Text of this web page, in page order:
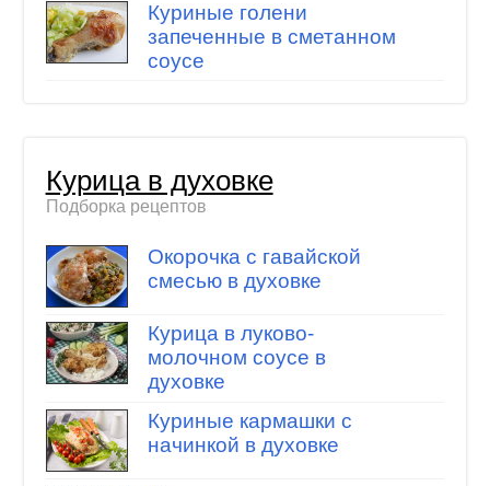
Куриные голени
запеченные в сметанном
соусе
Курица в духовке
Подборка рецептов
Окорочка с гавайской
смесью в духовке
Курица в луково-
молочном соусе в
духовке
Куриные кармашки с
начинкой в духовке